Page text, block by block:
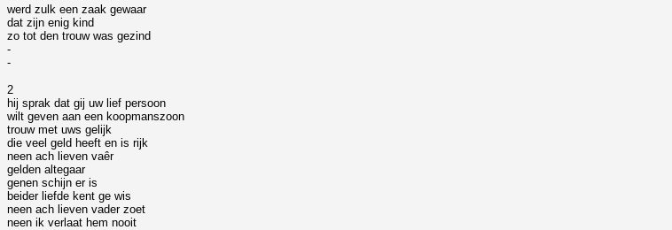
werd zulk een zaak gewaar
dat zijn enig kind
zo tot den trouw was gezind
-
-
2
hij sprak dat gij uw lief persoon
wilt geven aan een koopmanszoon
trouw met uws gelijk
die veel geld heeft en is rijk
neen ach lieven vaêr
gelden altegaar
genen schijn er is
beider liefde kent ge wis
neen ach lieven vader zoet
neen ik verlaat hem nooit